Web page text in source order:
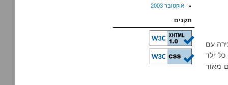
עם
ילד
מאוד
אוקטובר 2003
תקנים